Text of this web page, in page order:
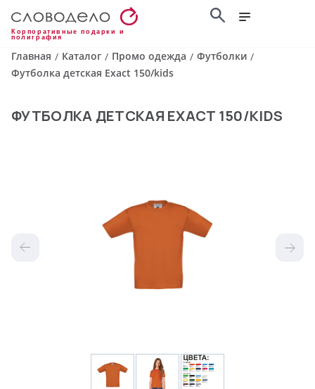
Корпоративные подарки и
полиграфия
Главная / Каталог / Промо одежда / Футболки /
Футболка детская Exact 150/kids
ФУТБОЛКА ДЕТСКАЯ EXACT 150/KIDS